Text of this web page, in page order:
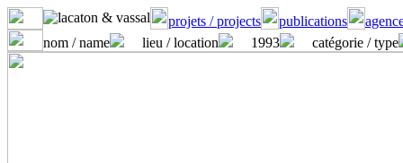
projets / projects publications
nom / name
lieu / location 1993 catégorie / type